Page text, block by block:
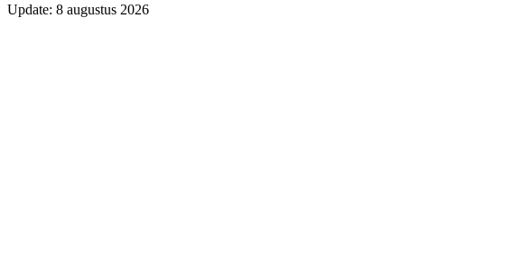
Update: 8 augustus 2026